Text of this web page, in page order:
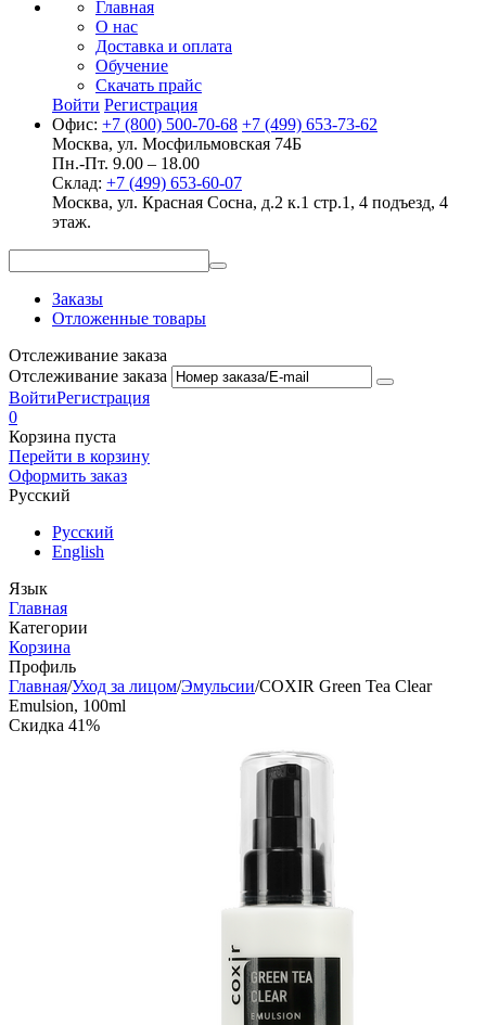
Главная
О нас
Доставка и оплата
Обучение
Скачать прайс
Войти Регистрация
Офис: +7 (800) 500-70-68 +7 (499) 653-73-62
Москва, ул. Мосфильмовская 74Б
Пн.-Пт. 9.00 – 18.00
Склад: +7 (499) 653-60-07
Москва, ул. Красная Сосна, д.2 к.1 стр.1, 4 подъезд, 4
этаж.
Заказы
Отложенные товары
Отслеживание заказа
Отслеживание заказа
ВойтиРегистрация
0
Корзина пуста
Перейти в корзину
Оформить заказ
Русский
Русский
English
Язык
Главная
Категории
Корзина
Профиль
Главная/Уход за лицом/Эмульсии/COXIR Green Tea Clear
Emulsion, 100ml
Скидка 41%